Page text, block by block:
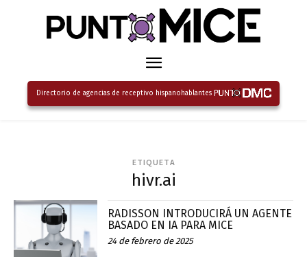
Directorio de agencias de receptivo hispanohablantes
ETIQUETA
hivr.ai
RADISSON INTRODUCIRÁ UN AGENTE
BASADO EN IA PARA MICE
24 de febrero de 2025